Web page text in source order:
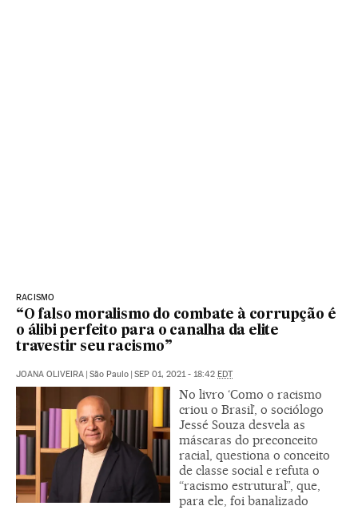
RACISMO
“O falso moralismo do combate à corrupção é
o álibi perfeito para o canalha da elite
travestir seu racismo”
JOANA OLIVEIRA São Paulo SEP 01, 2021 - 18:42 EDT
No livro ‘Como o racismo
criou o Brasil’, o sociólogo
Jessé Souza desvela as
máscaras do preconceito
racial, questiona o conceito
de classe social e refuta o
“racismo estrutural”, que,
para ele, foi banalizado